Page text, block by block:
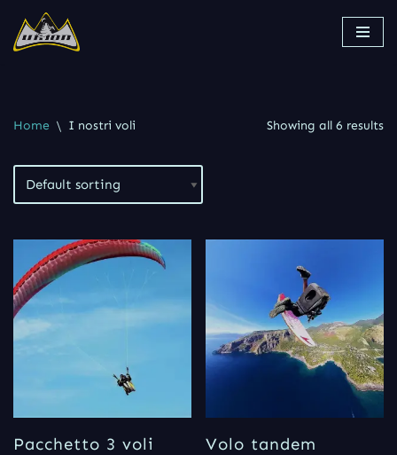
Vai
Home \ I nostri voli Showing all 6 results
Pacchetto 3 voli
Volo tandem